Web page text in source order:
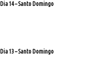
14 – Santo Domingo
13 – Santo Domingo